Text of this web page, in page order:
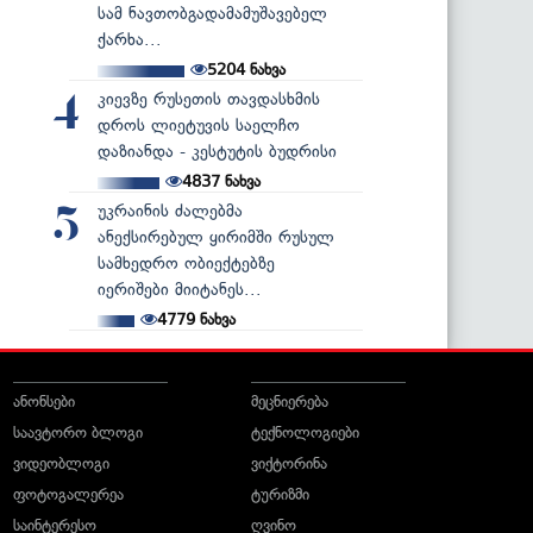
სამ ნავთობგადამამუშავებელ
ქარხა...
5204ნახვა
4
კიევზე რუსეთის თავდასხმის
დროს ლიეტუვის საელჩო
დაზიანდა - კესტუტის ბუდრისი
4837ნახვა
5
უკრაინის ძალებმა
ანექსირებულ ყირიმში რუსულ
სამხედრო ობიექტებზე
იერიშები მიიტანეს...
4779 ნახვა
ანონსები
საავტორო ბლოგი
ვიდეობლოგი
ფოტოგალერეა
საინტერესო
მეცნიერება
ტექნოლოგიები
ვიქტორინა
ტურიზმი
ღვინო